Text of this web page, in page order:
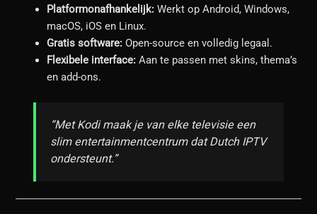
Platformonafhankelijk: Werkt op Android, Windows,
macOS, iOS en Linux.
Gratis software: Open-source en volledig legaal.
Flexibele interface: Aan te passen met skins, thema’s
en add-ons.
“Met Kodi maak je van elke televisie een
slim entertainmentcentrum dat Dutch IPTV
ondersteunt.”